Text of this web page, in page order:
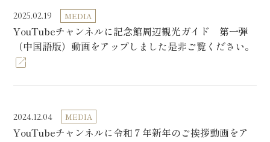
2025.02.19 MEDIA
YouTubeチャンネルに記念館周辺観光ガイド 第一弾
（中国語版）動画をアップしました是非ご覧ください。
2024.12.04 MEDIA
YouTubeチャンネルに令和７年新年のご挨拶動画をア